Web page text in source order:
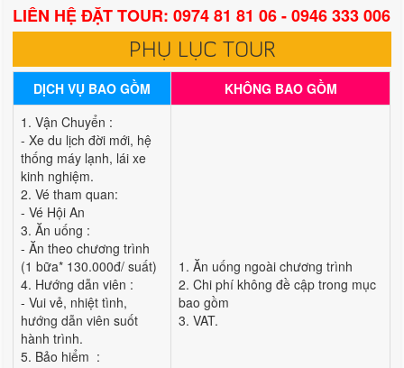
LIÊN HỆ ĐẶT TOUR: 0974 81 81 06 - 0946 333 006
PHỤ LỤC TOUR
DỊCH VỤ BAO GỒM
KHÔNG BAO GỒM
1. Vận Chuyển :
- Xe du lịch đời mới, hệ
thống máy lạnh, lái xe
kinh nghiệm.
2. Vé tham quan:
- Vé Hội An
3. Ăn uống :
- Ăn theo chương trình
(1 bữa* 130.000đ/ suất)
4. Hướng dẫn viên :
- Vui vẻ, nhiệt tình,
hướng dẫn viên suốt
hành trình.
5. Bảo hiểm :
1. Ăn uống ngoài chương trình
2. Chi phí không đề cập trong mục
bao gồm
3. VAT.